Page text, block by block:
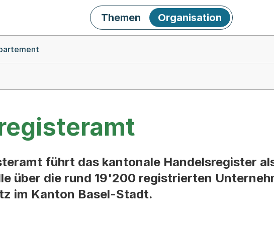
Themen Organisation
führt das kantonale Handelsregister
über die rund 19'200 registrierten
im Kanton Basel-Stadt.